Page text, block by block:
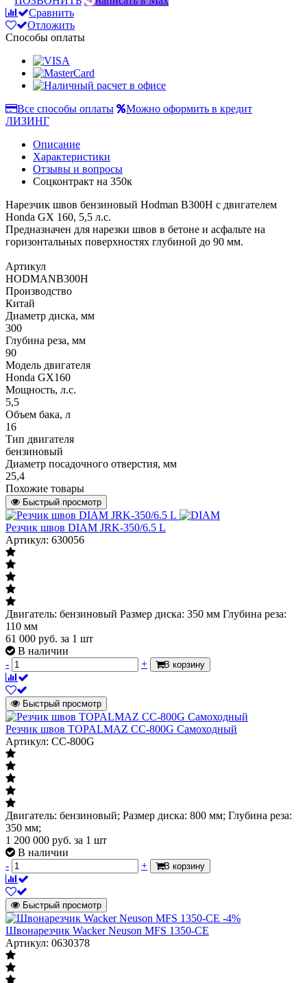
Сравнить
Отложить
Способы оплаты
Все способы оплаты
Можно оформить в кредит
ЛИЗИНГ
Описание
Характеристики
Отзывы и вопросы
Соцконтракт на 350к
Нарезчик швов бензиновый Hodman B300H с двигателем
Honda GX 160, 5,5 л.с.
Предназначен для нарезки швов в бетоне и асфальте на
горизонтальных поверхностях глубиной до 90 мм.
Артикул
HODMANB300H
Производство
Китай
Диаметр диска, мм
300
Глубина реза, мм
90
Модель двигателя
Honda GX160
Мощность, л.с.
5,5
Объем бака, л
16
Тип двигателя
бензиновый
Диаметр посадочного отверстия, мм
25,4
Похожие товары
Быстрый просмотр
Резчик швов DIAM JRK-350/6.5 L
Артикул: 630056
Двигатель: бензиновый Размер диска: 350 мм Глубина реза:
110 мм
61 000 руб. за 1 шт
В наличии
-
+ В корзину
Быстрый просмотр
Резчик швов TOPALMAZ CC-800G Самоходный
Артикул: CC-800G
Двигатель: бензиновый; Размер диска: 800 мм; Глубина реза:
350 мм;
1 200 000 руб. за 1 шт
В наличии
-
+ В корзину
Быстрый просмотр
-4%
Швонарезчик Wacker Neuson MFS 1350-CE
Артикул: 0630378